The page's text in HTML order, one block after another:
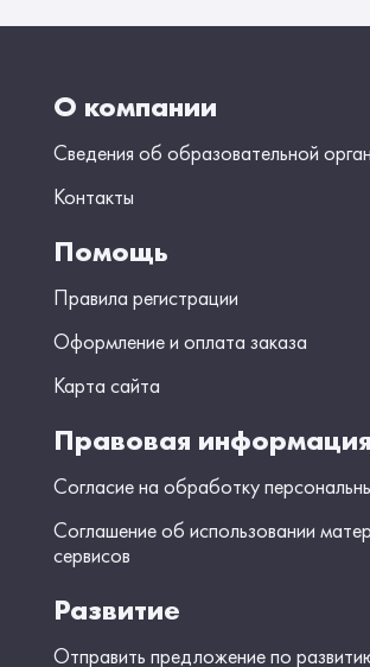
О компании
Сведения об образовательной
Контакты
Помощь
Правила регистрации
Оформление и оплата заказа
Карта сайта
Правовая информация
Согласие на обработку
Соглашение об использовании
сервисов
Развитие
Отправить предложение по